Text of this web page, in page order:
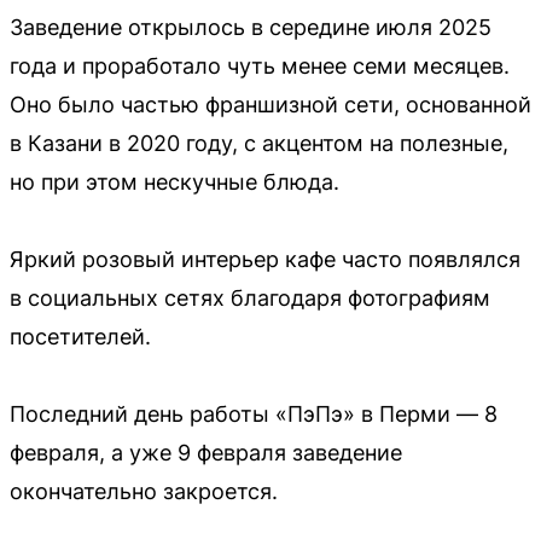
Заведение открылось в середине июля 2025
года и проработало чуть менее семи месяцев.
Оно было частью франшизной сети, основанной
в Казани в 2020 году, с акцентом на полезные,
но при этом нескучные блюда.
Яркий розовый интерьер кафе часто появлялся
в социальных сетях благодаря фотографиям
посетителей.
Последний день работы «ПэПэ» в Перми — 8
февраля, а уже 9 февраля заведение
окончательно закроется.